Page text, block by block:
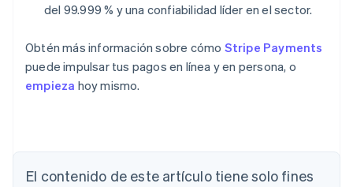
del 99.999 % y una confiabilidad líder en el sector.
Obtén más información sobre cómo Stripe Payments
puede impulsar tus pagos en línea y en persona, o
empieza hoy mismo.
El contenido de este artículo tiene solo fines
DeutschEnglish